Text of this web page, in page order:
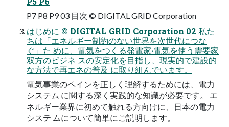
P7 P8 P9 03 ⽬次 © DIGITAL GRID Corporation
はじめに © DIGITAL GRID Corporation 02 私た
ちは「エネルギー制約のない世界を次世代につな
ぐ」た めに、電気をつくる発電家‧電気を使う需要家
双⽅のビジネ スの安定化を⽬指し、現実的で建設的
な⽅法で再エネの普及 に取り組んでいます。
電気事業のペインを正しく理解するためには、電⼒
システム に関する深く実践的な知識が必要です。 エ
ネルギー業界に初めて触れる⽅向けに、⽇本の電⼒
システ ムについて簡単にご説明します。